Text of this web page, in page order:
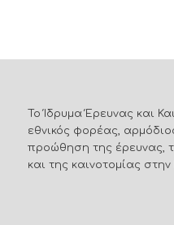
Το Ίδρυμα Έρευνας και
εθνικός φορέας,
προώθηση της έρευνας,
και της καινοτομίας